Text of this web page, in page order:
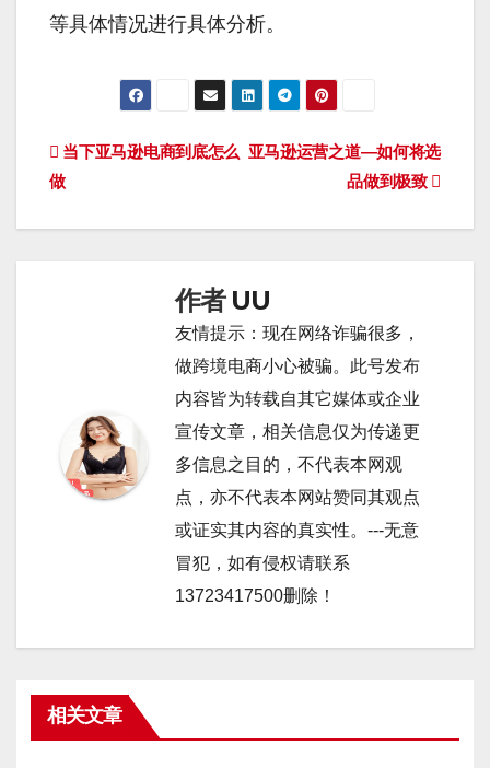
等具体情况进行具体分析。
文
章
亚马逊运营之道—如何将选
品做到极致
当下亚马逊电商到底怎么
做
作者 UU
友情提示：现在网络诈骗很多，
做跨境电商小心被骗。此号发布
内容皆为转载自其它媒体或企业
宣传文章，相关信息仅为传递更
多信息之目的，不代表本网观
点，亦不代表本网站赞同其观点
或证实其内容的真实性。---无意
冒犯，如有侵权请联系
13723417500删除！
相关文章